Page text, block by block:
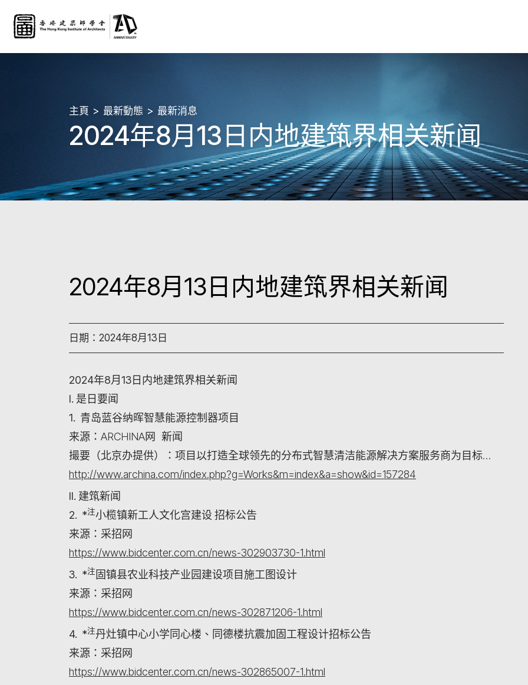
主頁 最新動態 最新消息
2024年8月13日内地建筑界相关新闻
2024年8月13日内地建筑界相关新闻
日期：2024年8月13日
2024年8月13日内地建筑界相关新闻
I. 是日要闻
1. 青岛蓝谷纳晖智慧能源控制器项目
来源：ARCHINA网 新闻
撮要（北京办提供）：项目以打造全球领先的分布式智慧清洁能源解决方案服务商为目标…
http://www.archina.com/index.php?g=Works&m=index&a=show&id=157284
II. 建筑新闻
2. *注小榄镇新工人文化宫建设 招标公告
来源：采招网
https://www.bidcenter.com.cn/news-302903730-1.html
3. *注 固镇县农业科技产业园建设项目施工图设计
来源：采招网
https://www.bidcenter.com.cn/news-302871206-1.html
4. *注丹灶镇中心小学同心楼、同德楼抗震加固工程设计招标公告
来源：采招网
https://www.bidcenter.com.cn/news-302865007-1.html